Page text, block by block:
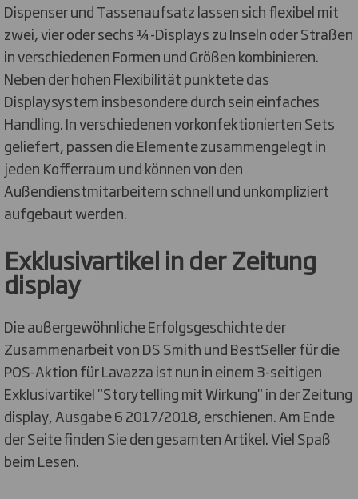
Dispenser und Tassenaufsatz lassen sich flexibel mit
zwei, vier oder sechs ¼-Displays zu Inseln oder Straßen
in verschiedenen Formen und Größen kombinieren.
Neben der hohen Flexibilität punktete das
Displaysystem insbesondere durch sein einfaches
Handling. In verschiedenen vorkonfektionierten Sets
geliefert, passen die Elemente zusammengelegt in
jeden Kofferraum und können von den
Außendienstmitarbeitern schnell und unkompliziert
aufgebaut werden.
Exklusivartikel in der Zeitung
display
Die außergewöhnliche Erfolgsgeschichte der
Zusammenarbeit von DS Smith und BestSeller für die
POS-Aktion für Lavazza ist nun in einem 3-seitigen
Exklusivartikel "Storytelling mit Wirkung" in der Zeitung
display, Ausgabe 6 2017/2018, erschienen. Am Ende
der Seite finden Sie den gesamten Artikel. Viel Spaß
beim Lesen.